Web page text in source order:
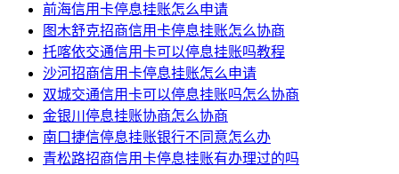
前海信用卡停息挂账怎么申请
图木舒克招商信用卡停息挂账怎么协商
托喀依交通信用卡可以停息挂账吗教程
沙河招商信用卡停息挂账怎么申请
双城交通信用卡可以停息挂账吗怎么协商
金银川停息挂账协商怎么协商
南口捷信停息挂账银行不同意怎么办
青松路招商信用卡停息挂账有办理过的吗